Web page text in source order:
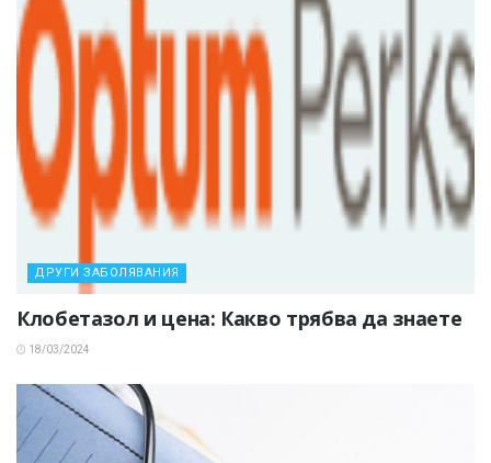
ДРУГИ ЗАБОЛЯВАНИЯ
Клобетазол и цена: Какво трябва да знаете
18/03/2024